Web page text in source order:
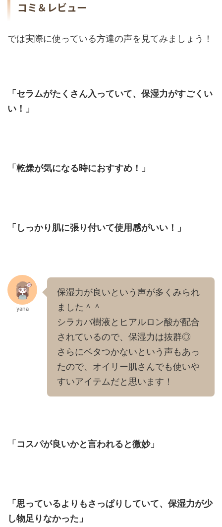
コミ＆レビュー
では実際に使っている方達の声を見てみましょう！
「セラムがたくさん入っていて、保湿力がすごくい
い！」
「乾燥が気になる時におすすめ！」
「しっかり肌に張り付いて使用感がいい！」
yana
保湿力が良いという声が多くみられ
ました＾＾
シラカバ樹液とヒアルロン酸が配合
されているので、保湿力は抜群◎
さらにベタつかないという声もあっ
たので、オイリー肌さんでも使いや
すいアイテムだと思います！
「コスパが良いかと言われると微妙」
「思っているよりもさっぱりしていて、保湿力が少
し物足りなかった」